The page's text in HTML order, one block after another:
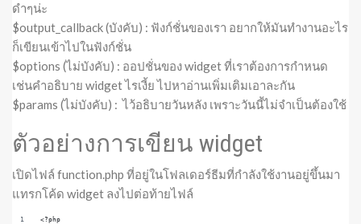
ดำๆน่ะ
$output_callback (บังคับ) : ฟังก์ชั่นของเรา อยากให้มันทำงานอะไร
ก็เขียนเข้าไปในฟังก์ชั่น
$options (ไม่บังคับ) : ออปชั่นของ widget ที่เราต้องการกำหนด
เช่นคำอธิบาย widget ไรเงี้ย ไปหาอ่านเพิ่มเติมเอาละกัน
$params (ไม่บังคับ) : ไว้อธิบายวันหลัง เพราะวันนี้ไม่จำเป็นต้องใช้
ตัวอย่างการเขียน widget
เปิดไฟล์ function.php ที่อยู่ในโฟลเดอร์ธีมที่กำลังใช้งานอยู่ขึ้นมา
แทรกโค้ด widget ลงไปต่อท้ายไฟล์
<?php